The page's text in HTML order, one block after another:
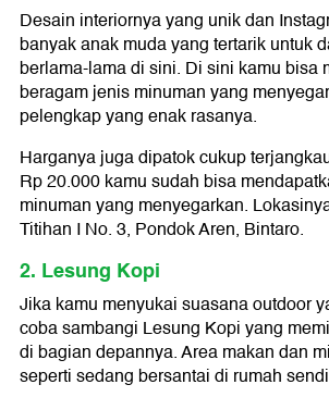
Desain interiornya yang unik dan
banyak anak muda yang tertarik untuk
berlama-lama di sini. Di sini kamu bisa
beragam jenis minuman yang
pelengkap yang enak rasanya.
Harganya juga dipatok cukup
Rp 20.000 kamu sudah bisa
minuman yang menyegarkan.
Titihan I No. 3, Pondok Aren, Bintaro.
2. Lesung Kopi
Jika kamu menyukai suasana outdoor
coba sambangi Lesung Kopi yang
di bagian depannya. Area makan dan
seperti sedang bersantai di rumah